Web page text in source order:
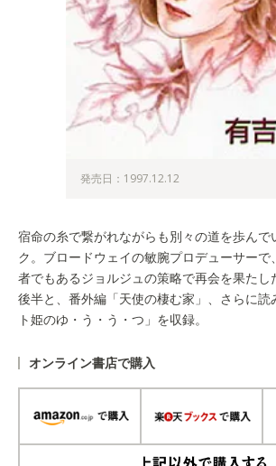
発売日：1997.12.12
宿命の糸で繋がれながらも別々の道を歩んで
ク。ブロードウェイの敏腕プロデューサーで
者でもあるジョルジュの策略で再会を果た
後半と、番外編「天使の棲む家」、さらに読
ト姫のゆ・う・う・つ」を収録。
オンライン書店で購入